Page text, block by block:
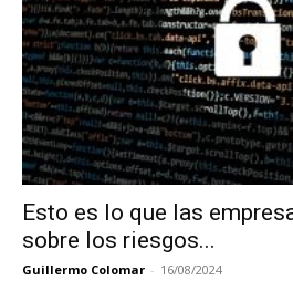
Esto es lo que las
sobre los riesgos...
Guillermo Colomar - 16/08/2024